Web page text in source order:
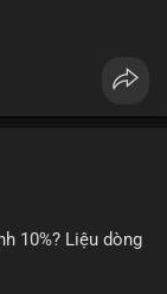
10%? Liệu dòng